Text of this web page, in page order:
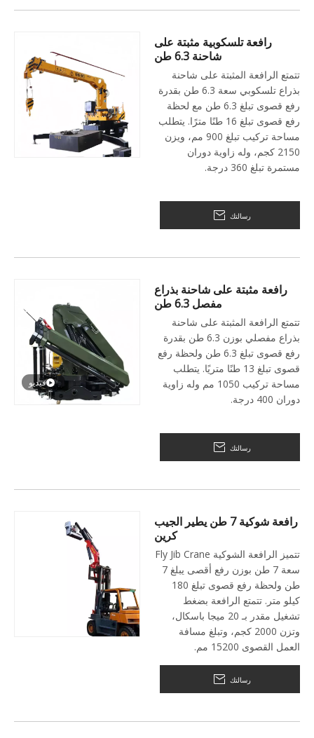
رافعة تلسكوبية مثبتة على
شاحنة 6.3 طن
تتمتع الرافعة المثبتة على شاحنة
بذراع تلسكوبي سعة 6.3 طن بقدرة
رفع قصوى تبلغ 6.3 طن مع لحظة
رفع قصوى تبلغ 16 طنًا مترًا. يتطلب
مساحة تركيب تبلغ 900 مم، ويزن
2150 كجم، وله زاوية دوران
مستمرة تبلغ 360 درجة.
رسالتك
فيديو
رافعة مثبتة على شاحنة بذراع
مفصل 6.3 طن
تتمتع الرافعة المثبتة على شاحنة
بذراع مفصلي بوزن 6.3 طن بقدرة
رفع قصوى تبلغ 6.3 طن ولحظة رفع
قصوى تبلغ 13 طنًا متريًا. يتطلب
مساحة تركيب 1050 مم وله زاوية
دوران 400 درجة.
رسالتك
رافعة شوكية 7 طن يطير الجيب
كرين
تتميز الرافعة الشوكية Fly Jib Crane
سعة 7 طن بوزن رفع أقصى يبلغ 7
طن ولحظة رفع قصوى تبلغ 180
كيلو متر. تتمتع الرافعة بضغط
تشغيل مقدر بـ 20 ميجا باسكال،
وتزن 2000 كجم، وتبلغ مسافة
العمل القصوى 15200 مم.
رسالتك